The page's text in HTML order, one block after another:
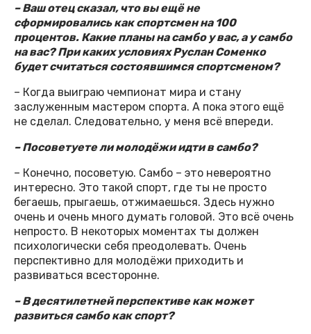
– Ваш отец сказал, что вы ещё не
сформировались как спортсмен на 100
процентов. Какие планы на самбо у вас, а у самбо
на вас? При каких условиях Руслан Соменко
будет считаться состоявшимся спортсменом?
– Когда выиграю чемпионат мира и стану
заслуженным мастером спорта. А пока этого ещё
не сделал. Следовательно, у меня всё впереди.
– Посоветуете ли молодёжи идти в самбо?
– Конечно, посоветую. Самбо – это невероятно
интересно. Это такой спорт, где ты не просто
бегаешь, прыгаешь, отжимаешься. Здесь нужно
очень и очень много думать головой. Это всё очень
непросто. В некоторых моментах ты должен
психологически себя преодолевать. Очень
перспективно для молодёжи приходить и
развиваться всесторонне.
– В десятилетней перспективе как может
развиться самбо как спорт?